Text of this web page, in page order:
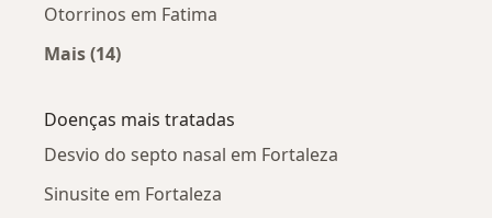
Otorrinos em Fatima
Mais (14)
Doenças mais tratadas
Desvio do septo nasal em Fortaleza
Sinusite em Fortaleza